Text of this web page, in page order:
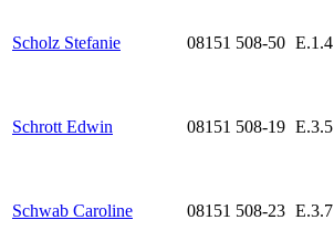
Scholz Stefanie 08151 508-50 E.1.4
Schrott Edwin 08151 508-19 E.3.5
Schwab Caroline 08151 508-23 E.3.7